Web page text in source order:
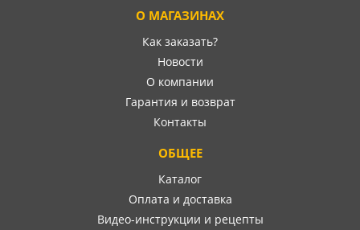
О МАГАЗИНАХ
Как заказать?
Новости
О компании
Гарантия и возврат
Контакты
ОБЩЕЕ
Каталог
Оплата и доставка
Видео-инструкции и рецепты